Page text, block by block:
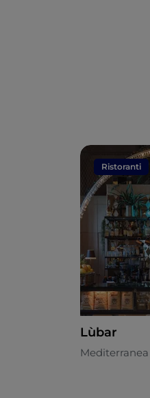
Ristoranti
Lùbar
Mediterranea